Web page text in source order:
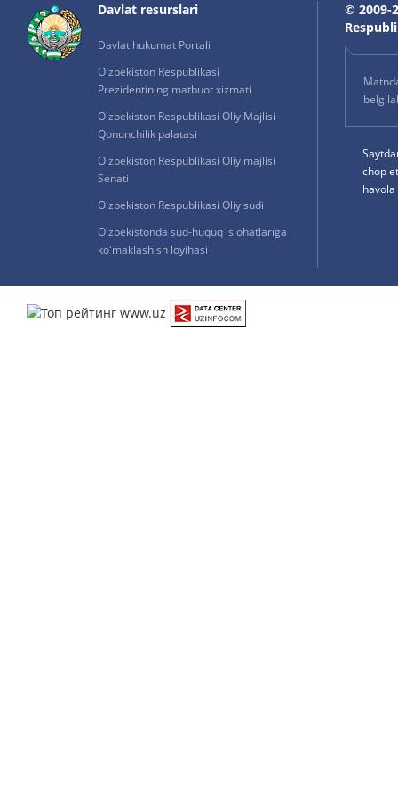
Davlat resurslari
Davlat hukumat Portali
O'zbekiston Respublikasi
Prezidentining matbuot xizmati
O'zbekiston Respublikasi Oliy Majlisi
Qonunchilik palatasi
O'zbekiston Respublikasi Oliy majlisi
Senati
O'zbekiston Respublikasi Oliy sudi
O'zbekistonda sud-huquq islohatlariga
ko'maklashish loyihasi
© 2009-
chop